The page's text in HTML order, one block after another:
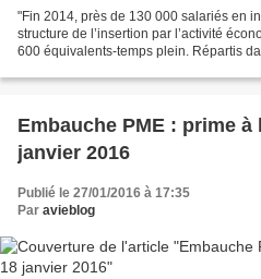
"Fin 2014, près de 130 000 salariés en
structure de l’insertion par l’activité
600 équivalents-temps plein. Répartis
Embauche PME : prime
janvier 2016
Publié le 27/01/2016 à 17:35
Par avieblog